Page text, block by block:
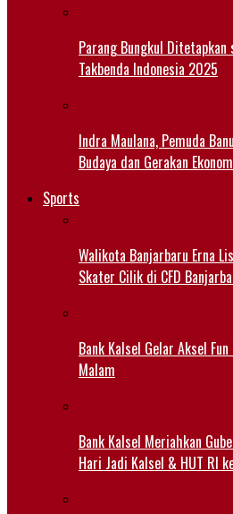
Parang Bungkul Ditetapkan
Takbenda Indonesia 2025
Indra Maulana, Pemuda
Budaya dan Gerakan
Sports
Walikota Banjarbaru Erna
Skater Cilik di CFD
Bank Kalsel Gelar Aksel
Malam
Bank Kalsel Meriahkan
Hari Jadi Kalsel & HUT RI